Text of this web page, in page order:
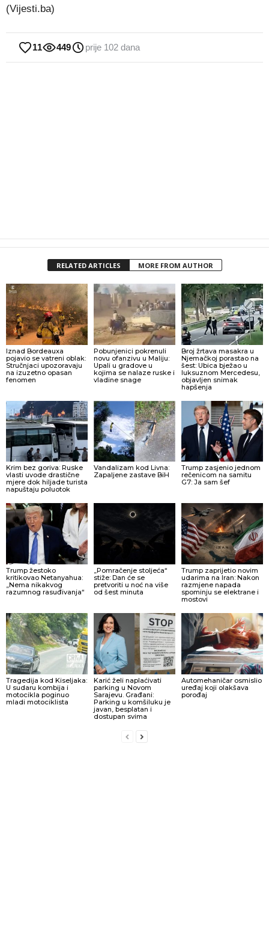
(Vijesti.ba)
11 449 prije 102 dana
RELATED ARTICLES MORE FROM AUTHOR
Iznad Bordeauxa
pojavio se vatreni oblak:
Stručnjaci upozoravaju
na izuzetno opasan
fenomen
Pobunjenici pokrenuli
novu ofanzivu u Maliju:
Upali u gradove u
kojima se nalaze ruske i
vladine snage
Broj žrtava masakra u
Njemačkoj porastao na
šest: Ubica bježao u
luksuznom Mercedesu,
objavljen snimak
hapšenja
Krim bez goriva: Ruske
vlasti uvode drastične
mjere dok hiljade turista
napuštaju poluotok
Vandalizam kod Livna:
Zapaljene zastave BiH
Trump zasjenio jednom
rečenicom na samitu
G7: Ja sam šef
Trump žestoko
kritikovao Netanyahua:
„Nema nikakvog
razumnog rasuđivanja“
„Pomračenje stoljeća“
stiže: Dan će se
pretvoriti u noć na više
od šest minuta
Trump zaprijetio novim
udarima na Iran: Nakon
razmjene napada
spominju se elektrane i
mostovi
Tragedija kod Kiseljaka:
U sudaru kombija i
motocikla poginuo
mladi motociklista
Karić želi naplaćivati
parking u Novom
Sarajevu. Građani:
Parking u komšiluku je
javan, besplatan i
dostupan svima
Automehaničar osmislio
uređaj koji olakšava
porođaj